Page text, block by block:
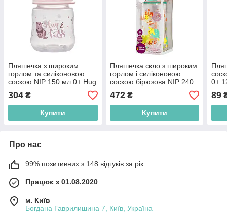
Пляшечка з широким
горлом та силіконовою
соскою NIP 150 мл 0+ Hug
& Kiss (4000821350564)
304 ₴
Купити
Пляшечка скло з широким
горлом і силіконовою
соскою бірюзова NIP 240
мл 0+ (4000821350649)
472₴
Купити
0+
89
Про нас
99% позитивних з 148 відгуків за рік
Працює з 01.08.2020
м. Київ
Богдана Гаврилишина 7, Київ, Україна